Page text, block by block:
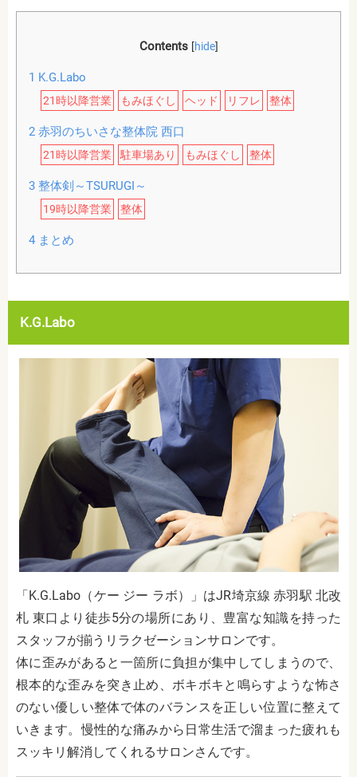
Contents [hide]
1 K.G.Labo
21時以降営業 もみほぐし ヘッド リフレ 整体
2赤羽のちいさな整体院 西口
21時以降営業 駐車場あり もみほぐし 整体
3整体剣～TSURUGI～
19時以降営業 整体
4まとめ
K.G.Labo
「K.G.Labo（ケー ジー ラボ）」はJR埼京線 赤羽駅 北改
札 東口より徒歩5分の場所にあり、 豊富な知識を持った
スタッフが揃うリラクゼーションサロンです。
体に歪みがあると一箇所に負担が集中してしまうので、
根本的な歪みを突き止め、ボキボキと鳴らすような怖さ
のない優しい整体で体のバランスを正しい位置に整えて
いきます。慢性的な痛みから日常生活で溜まった疲れも
スッキリ解消してくれるサロンさんです。